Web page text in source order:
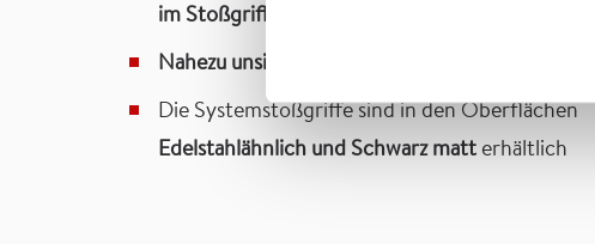
im Stoßgriff Nizza integriert
Nahezu unsichtbarer
Die Systemstoßgriffe sind in den Oberflächen
Edelstahlähnlich und Schwarz matt erhältlich